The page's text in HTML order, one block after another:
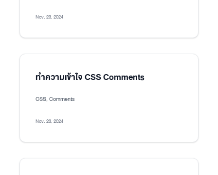
Nov. 23, 2024
ทำความเข้าใจ CSS Comments
CSS, Comments
Nov. 23, 2024